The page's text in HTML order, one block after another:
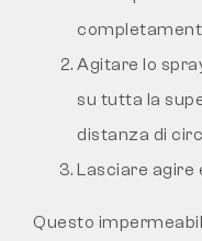
Agitare lo
su tutta la
distanza di
Lasciare agire
Questo